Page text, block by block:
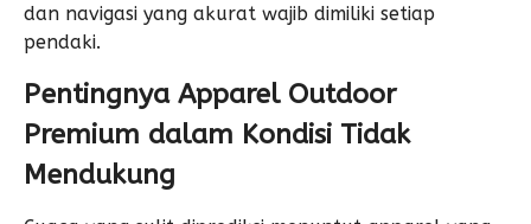
dan navigasi yang akurat wajib dimiliki setiap
pendaki.
Pentingnya Apparel Outdoor
Premium dalam Kondisi Tidak
Mendukung